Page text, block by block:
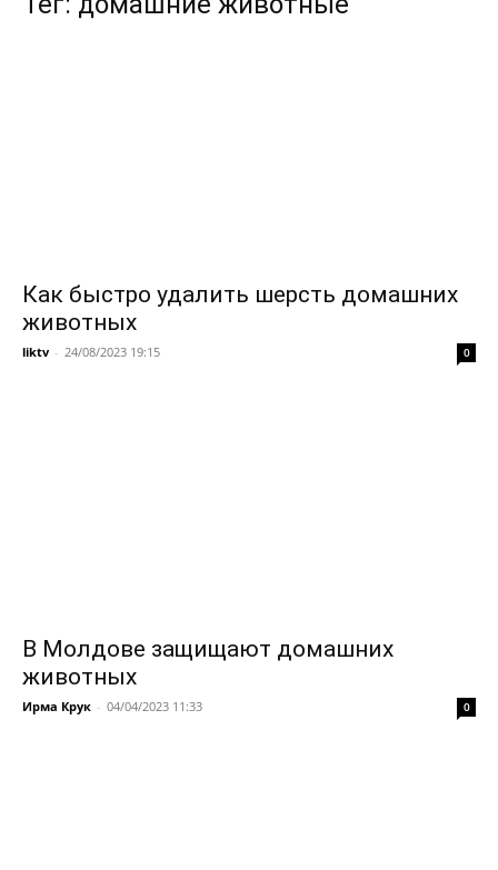
Как быстро удалить шерсть домашних
животных
liktv - 24/08/2023 19:15 0
В Молдове защищают домашних
животных
Ирма Крук - 04/04/2023 11:33 0